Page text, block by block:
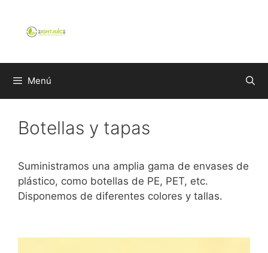
contenido
Menú
Botellas y tapas
Suministramos una amplia gama de envases de
plástico, como botellas de PE, PET, etc.
Disponemos de diferentes colores y tallas.